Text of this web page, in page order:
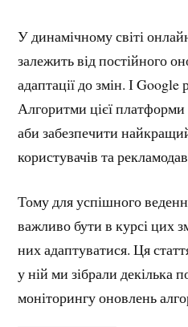
У динамічному світі
залежить від постійного
адаптації до змін. І
Алгоритми цієї
аби забезпечити
користувачів та
Тому для успішного
важливо бути в курсі цих
них адаптуватися. Ця
у ній ми зібрали декілька
моніторингу оновлень